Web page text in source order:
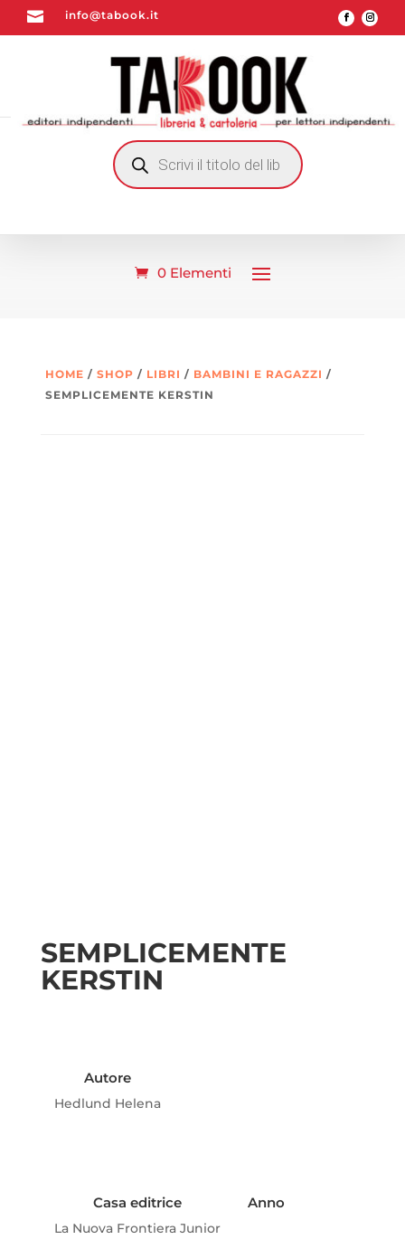
 info@tabook.it
RICERCA
PRODOTTI
0 Elementi
HOME / SHOP / LIBRI / BAMBINI E RAGAZZI /
SEMPLICEMENTE KERSTIN
SEMPLICEMENTE
KERSTIN
Autore
Hedlund Helena
Casa editrice
La Nuova Frontiera Junior
Anno